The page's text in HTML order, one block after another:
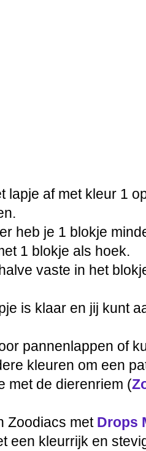
lapje af met kleur 1
heb je 1 blokje
1 blokje als hoek.
vaste in het
is klaar en jij kunt
pannenlappen of
kleuren om een
met de dierenriem (
Zoodiacs met Drops
een kleurrijk en